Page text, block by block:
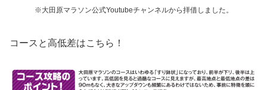
※大田原マラソン公式Youtubeチャンネルから拝借しました。
コースと高低差はこちら！